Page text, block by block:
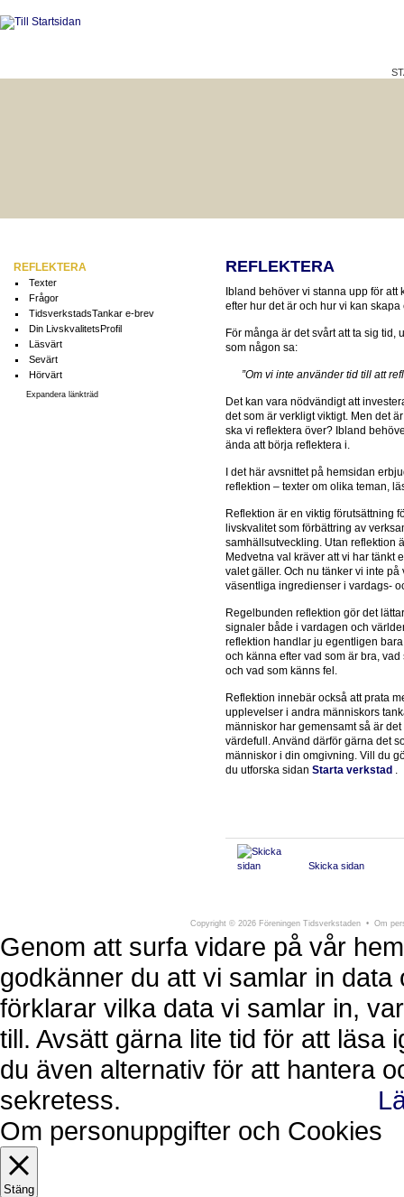
REFLEKTERA
Texter
Frågor
TidsverkstadsTankar e-brev
Din LivskvalitetsProfil
Läsvärt
Sevärt
Hörvärt
Expandera länkträd
REFLEKTERA
Ibland behöver vi stanna upp för
efter hur det är och hur vi kan
För många är det svårt att ta sig
som någon sa:
”Om vi inte använder tid till att
Det kan vara nödvändigt att
det som är verkligt viktigt. Men det
ska vi reflektera över? Ibland
ända att börja reflektera i.
I det här avsnittet på hemsidan
reflektion – texter om olika teman,
Reflektion är en viktig förutsättning
livskvalitet som förbättring av
samhällsutveckling. Utan reflektion
Medvetna val kräver att vi har tänkt
valet gäller. Och nu tänker vi inte
väsentliga ingredienser i vardags-
Regelbunden reflektion gör det
signaler både i vardagen och
reflektion handlar ju egentligen
och känna efter vad som är bra,
och vad som känns fel.
Reflektion innebär också att prata
upplevelser i andra människors
människor har gemensamt så är
värdefull. Använd därför gärna det
människor i din omgivning. Vill du
du utforska sidan Starta verkstad .
Skicka sidan
Copyright © 2026 Föreningen Tidsverkstaden • Om
Genom att surfa vidare på vår
godkänner du att vi samlar in
förklarar vilka data vi samlar in,
till. Avsätt gärna lite tid för att läsa
du även alternativ för att hantera
sekretess.
Om personuppgifter och Cookies
Stäng